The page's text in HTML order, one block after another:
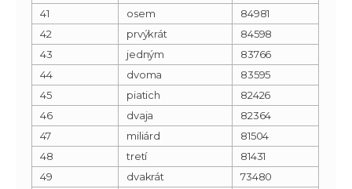
41
osem
84981
42
prvýkrát
84598
43
jedným
83766
44
dvoma
83595
45
piatich
82426
46
dvaja
82364
47
miliárd
81504
48
tretí
81431
49
dvakrát
73480